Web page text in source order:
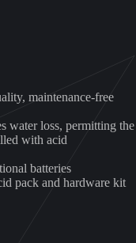
maintenance-free
water loss, permitting the
with acid
batteries
pack and hardware kit